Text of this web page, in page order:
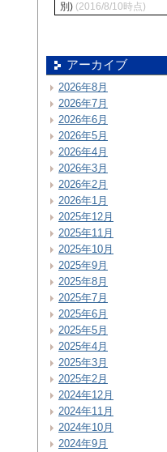
別) (2016/8/10時点)
アーカイブ
2026年8月
2026年7月
2026年6月
2026年5月
2026年4月
2026年3月
2026年2月
2026年1月
2025年12月
2025年11月
2025年10月
2025年9月
2025年8月
2025年7月
2025年6月
2025年5月
2025年4月
2025年3月
2025年2月
2024年12月
2024年11月
2024年10月
2024年9月